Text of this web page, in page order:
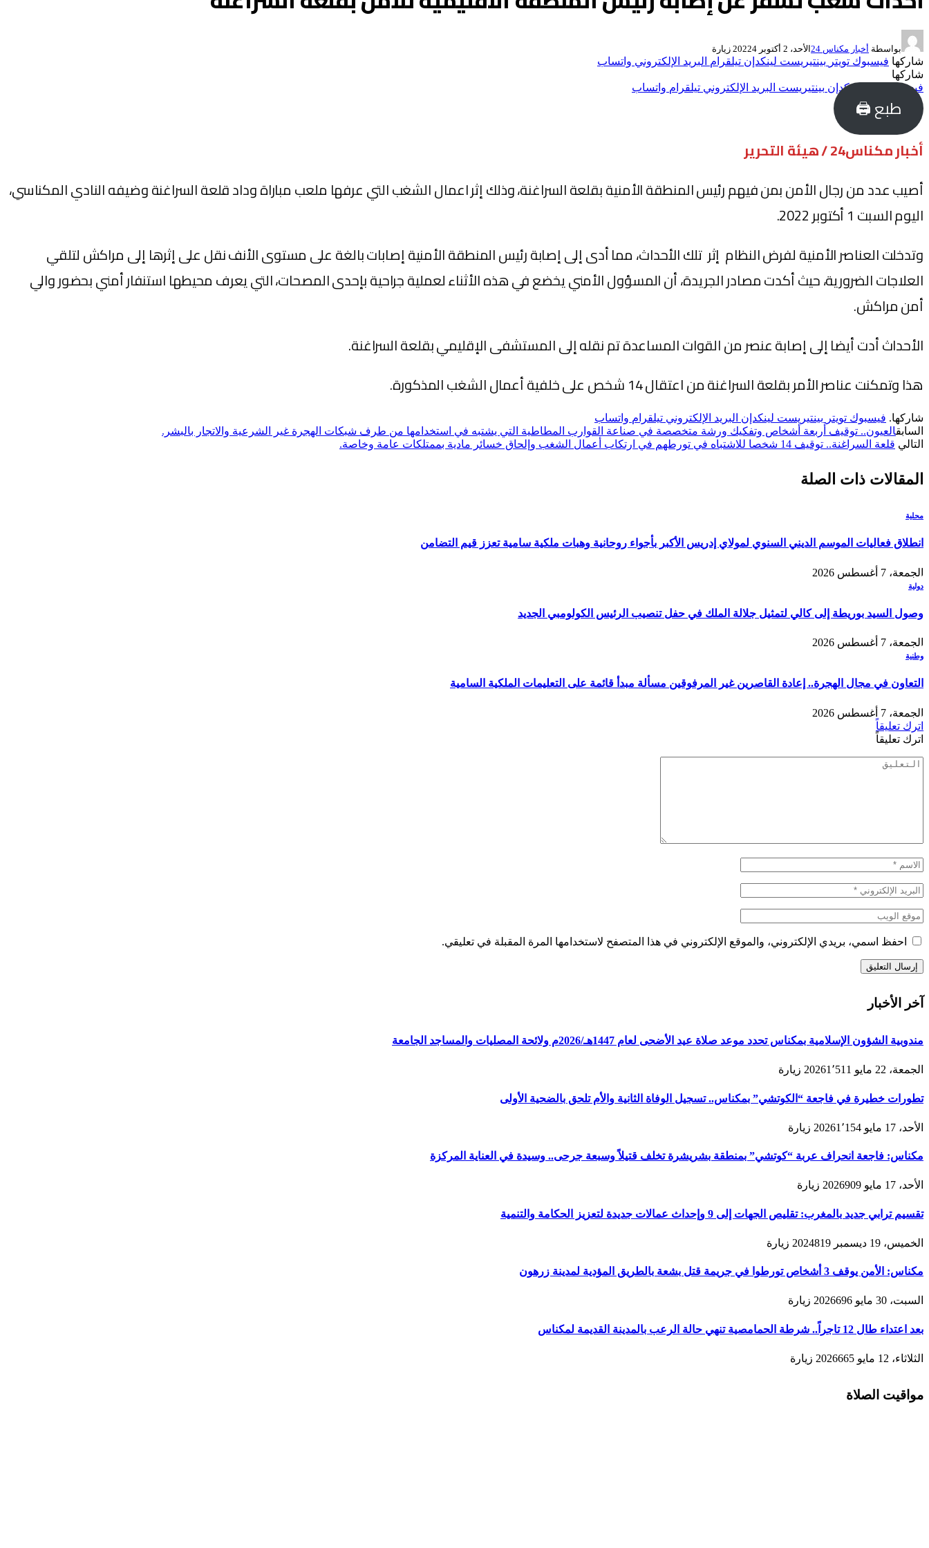
بواسطة أخبار مكناس 24 الأحد، 2 أكتوبر 2022 4 زيارة
شاركها فيسبوك تويتر بينتيريست لينكدإن تيلقرام البريد الإلكتروني واتساب
شاركها
فيسبوك
لينكدإن بينتيريست البريد الإلكتروني تيلقرام واتساب
طبع 🖨
أخبار مكناس24 / هيئة التحرير
أصيب عدد من رجال الأمن بمن فيهم رئيس المنطقة الأمنية بقلعة السراغنة، وذلك إثر اعمال الشغب التي عرفها ملعب مباراة وداد قلعة السراغنة وضيفه النادي المكناسي،
اليوم السبت 1 أكتوبر 2022.
وتدخلت العناصر الأمنية لفرض النظام إثر تلك الأحداث، مما أدى إلى إصابة رئيس المنطقة الأمنية إصابات بالغة على مستوى الأنف نقل على إثرها إلى مراكش لتلقي
العلاجات الضرورية، حيث أكدت مصادر الجريدة، أن المسؤول الأمني يخضع في هذه الأثناء لعملية جراحية بإحدى المصحات، التي يعرف محيطها استنفار أمني بحضور والي
أمن مراكش.
الأحداث أدت أيضا إلى إصابة عنصر من القوات المساعدة تم نقله إلى المستشفى الإقليمي بقلعة السراغنة.
هذا وتمكنت عناصر الأمر بقلعة السراغنة من اعتقال 14 شخص على خلفية أعمال الشغب المذكورة.
شاركها. فيسبوك تويتر بينتيريست لينكدإن البريد الإلكتروني تيلقرام واتساب
السابقالعيون.. توقيف أربعة أشخاص وتفكيك ورشة متخصصة في صناعة القوارب المطاطية التي يشتبه في استخدامها من طرف شبكات الهجرة غير الشرعية والاتجار بالبشر.
التالي قلعة السراغنة.. توقيف 14 شخصا للاشتباه في تورطهم في ارتكاب أعمال الشغب وإلحاق خسائر مادية بممتلكات عامة وخاصة.
المقالات ذات الصلة
محلية
انطلاق فعاليات الموسم الديني السنوي لمولاي إدريس الأكبر بأجواء روحانية وهبات ملكية سامية تعزز قيم التضامن
الجمعة، 7 أغسطس 2026
دولية
وصول السيد بوريطة إلى كالي لتمثيل جلالة الملك في حفل تنصيب الرئيس الكولومبي الجديد
الجمعة، 7 أغسطس 2026
وطنية
التعاون في مجال الهجرة.. إعادة القاصرين غير المرفوقين مسألة مبدأ قائمة على التعليمات الملكية السامية
الجمعة، 7 أغسطس 2026
اترك تعليقاً
اترك تعليقاً
احفظ اسمي، بريدي الإلكتروني، والموقع الإلكتروني في هذا المتصفح لاستخدامها المرة المقبلة في تعليقي.
آخر الأخبار
مندوبية الشؤون الإسلامية بمكناس تحدد موعد صلاة عيد الأضحى لعام 1447هـ/2026م ولائحة المصليات والمساجد الجامعة
الجمعة، 22 مايو 2026 1٬511 زيارة
تطورات خطيرة في فاجعة “الكوتشي” بمكناس.. تسجيل الوفاة الثانية والأم تلحق بالضحية الأولى
الأحد، 17 مايو 2026 1٬154 زيارة
مكناس: فاجعة انحراف عربة “كوتشي” بمنطقة بشريشرة تخلف قتيلاً وسبعة جرحى.. وسيدة في العناية المركزة
الأحد، 17 مايو 2026 909 زيارة
تقسيم ترابي جديد بالمغرب: تقليص الجهات إلى 9 وإحداث عمالات جديدة لتعزيز الحكامة والتنمية
الخميس، 19 ديسمبر 2024 819 زيارة
مكناس: الأمن يوقف 3 أشخاص تورطوا في جريمة قتل بشعة بالطريق المؤدية لمدينة زرهون
السبت، 30 مايو 2026 696 زيارة
بعد اعتداء طال 12 تاجراً.. شرطة الحمامصية تنهي حالة الرعب بالمدينة القديمة لمكناس
الثلاثاء، 12 مايو 2026 665 زيارة
مواقيت الصلاة